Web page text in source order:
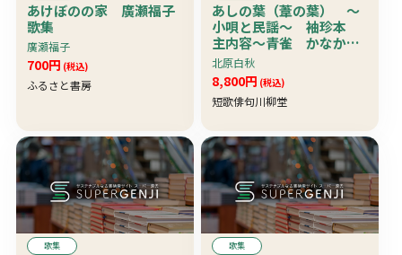
あけぼのの家 廣瀬福子
歌集
廣瀬福子
700円 (税込)
ふるさと書房
あしの葉（葦の葉） 〜
小唄と民謡〜 袖珍本
主内容〜青雀 かなかな
の鳴くころ 胡桃の花
ざんざら眞菰 葦の葉
牛曳き 月とピヱロオ
BANーBAN 綺麗好き
北原白秋
8,800円 (税込)
短歌俳句川柳堂
歌集 歌集